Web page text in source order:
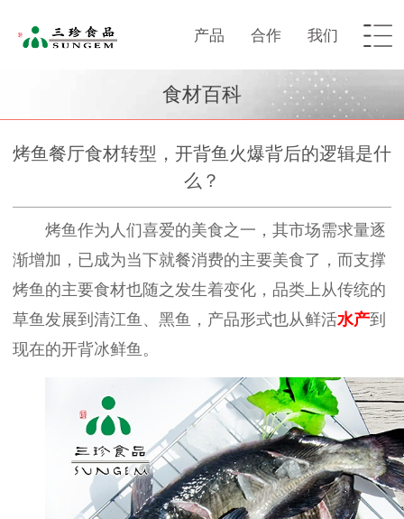
产品 合作 我们
食材百科
烤鱼餐厅食材转型，开背鱼火爆背后的逻辑是什
么？
烤鱼作为人们喜爱的美食之一，其市场需求量逐
渐增加，已成为当下就餐消费的主要美食了，而支撑
烤鱼的主要食材也随之 发生着变化 ， 品类上从传统的
草鱼发展到 清江鱼、黑鱼 ， 产品形式也从鲜活水产到
现在的开背冰鲜鱼 。